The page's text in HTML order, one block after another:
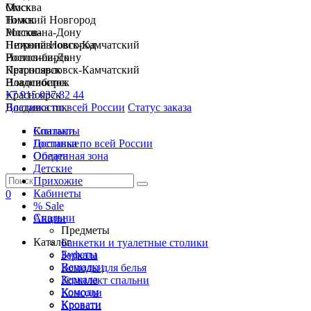
Москва
Нижний Новгород
Ростов-на-Дону
Петропавловск-Камчатский
Новосибирск
Красноярск
Владивосток
+7 915 037 82 44
Доставка по всей России Статус заказа
Спальни
Гостиные
Обеденная зона
Детские
Прихожие
Кабинеты
% Sale
Акции
Каталог
Буфеты
Вешалки
Зеркала
Комоды
Кровати
Омск
Томск
Москва
Нижний Новгород
Ростов-на-Дону
Петропавловск-Камчатский
Новосибирск
Красноярск
Владивосток
Контакты
Доставка по всей России
Оплата
0
Спальни
Предметы
Банкетки и туалетные столики
Зеркала
Комоды для белья
Комплект спальни
Консоли
Кровати